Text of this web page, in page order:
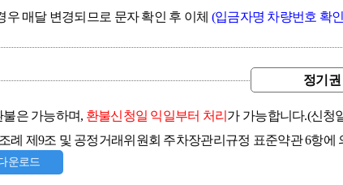
우 매달 변경되므로 문자 확인 후 이체 (입금자명 차량번호 확
정기권
은 가능하며, 환불신청일 익일부터 처리 가 가능합니다.(신청
례 제9조 및 공정거래위원회 주차장관리규정 표준약관 6항
운로드